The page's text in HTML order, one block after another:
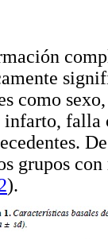
como
falla
grupos
).